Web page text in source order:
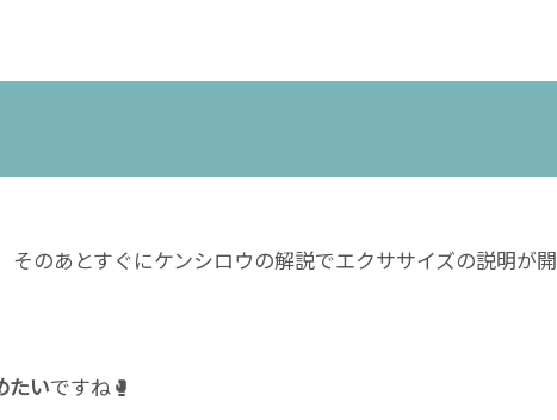
のあとすぐにケンシロウの解説でエクササイズの説明が開
たいですね🥊